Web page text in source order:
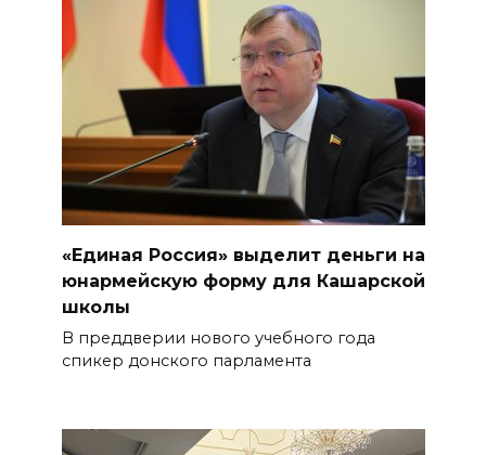
«Единая Россия» выделит деньги на
юнармейскую форму для Кашарской
школы
В преддверии нового учебного года
спикер донского парламента